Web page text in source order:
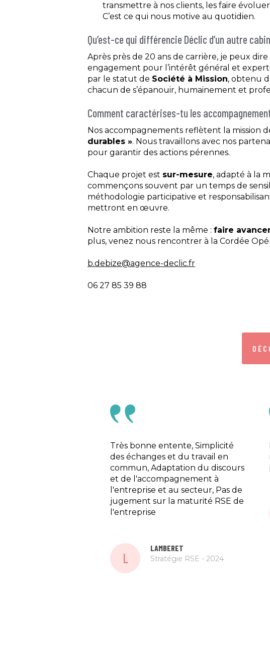
transmettre à nos clients, les faire
C’est ce qui nous motive au quotidien.
Qu’est-ce qui différencie Déclic d’un autre
Après près de 20 ans de carrière, je peux
engagement pour l’intérêt général et
par le statut de Société à Mission, obtenu
chacun de s’épanouir, humainement et
Comment caractérises-tu les
Nos accompagnements reflètent la mission
durables ». Nous travaillons avec nos
pour garantir des actions pérennes.
Chaque projet est sur-mesure, adapté à la
commençons souvent par un temps de
méthodologie participative et
mettront en œuvre.
Notre ambition reste la même : faire
plus, venez nous rencontrer à la Cordée
b.debize@agence-declic.fr
06 27 85 39 88
Très bonne entente, Simplicité
des échanges et du travail en
commun, Adaptation du discours
et de l'accompagnement à
l'entreprise et au secteur, Pas de
jugement sur la maturité RSE de
l'entreprise
L
LAMBERET
Stratégie RSE - 2024